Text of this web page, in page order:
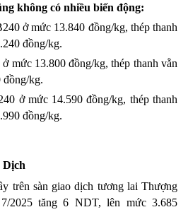
không có nhiều biến động:
ở mức 13.840 đồng/kg, thép thanh
đồng/kg.
mức 13.800 đồng/kg, thép thanh vằn
đồng/kg.
ở mức 14.590 đồng/kg, thép thanh
đồng/kg.
Dịch
trên sàn giao dịch tương lai Thượng
2025 tăng 6 NDT, lên mức 3.685